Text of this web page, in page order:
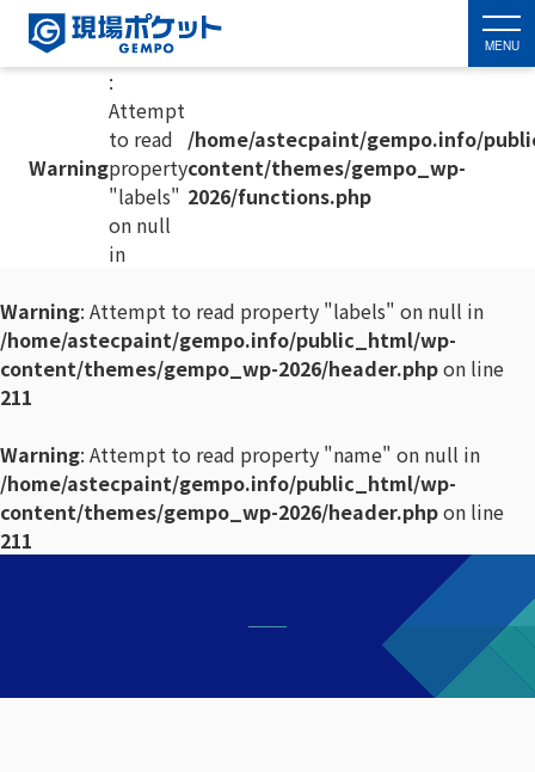
MENU
Warning
:
Attempt
to read
property
"labels"
on null
in
/home/astecpaint/gempo.info/
content/themes/gempo_wp-
2026/functions.php
Warning: Attempt to read property "labels" on null in
/home/astecpaint/gempo.info/public_html/wp-
content/themes/gempo_wp-2026/header.phpon line
211
Warning: Attempt to read property "name" on null in
/home/astecpaint/gempo.info/public_html/wp-
content/themes/gempo_wp-2026/header.phpon line
211